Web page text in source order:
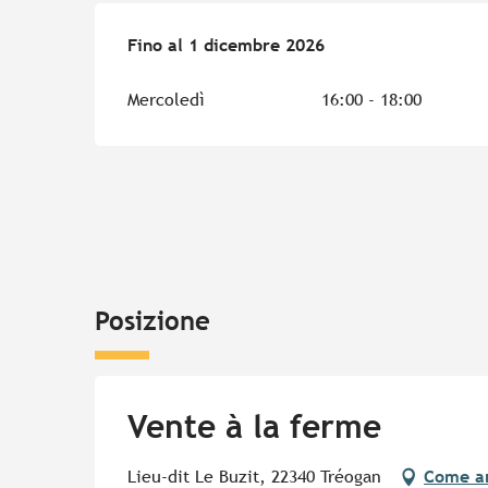
Dal1 marzo 2026al1 dicembre 2026
Fino al 1 dicembre 2026
Mercoledì 16:00 - 18:00
Posizione
Vente à la ferme
Lieu-dit Le Buzit, 22340 Tréogan Come